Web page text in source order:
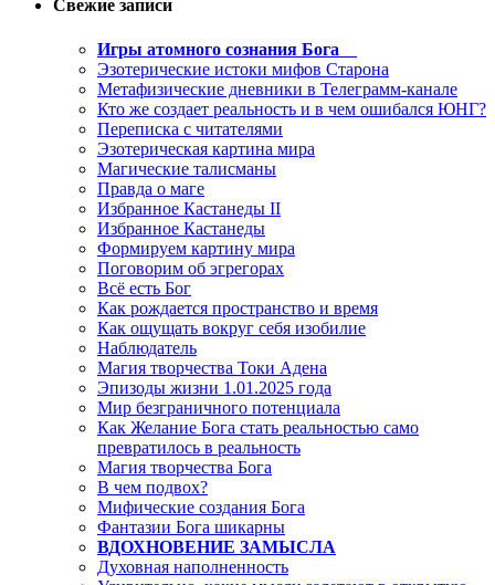
Свежие записи
Игры атомного сознания Бога
Эзотерические истоки мифов Старона
Метафизические дневники в Телеграмм-канале
Кто же создает реальность и в чем ошибался ЮНГ?
Переписка с читателями
Эзотерическая картина мира
Магические талисманы
Правда о маге
Избранное Кастанеды II
Избранное Кастанеды
Формируем картину мира
Поговорим об эгрегорах
Всё есть Бог
Как рождается пространство и время
Как ощущать вокруг себя изобилие
Наблюдатель
Магия творчества Токи Адена
Эпизоды жизни 1.01.2025 года
Мир безграничного потенциала
Как Желание Бога стать реальностью само
превратилось в реальность
Магия творчества Бога
В чем подвох?
Мифические создания Бога
Фантазии Бога шикарны
ВДОХНОВЕНИЕ ЗАМЫСЛА
Духовная наполненность